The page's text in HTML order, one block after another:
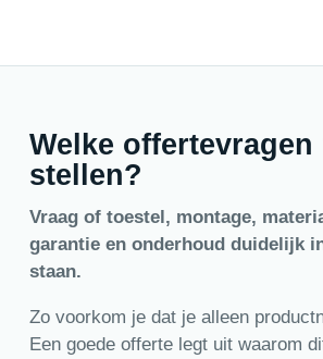
Welke offertevragen
stellen?
Vraag of toestel, montage,
garantie en onderhoud duidelijk
staan.
Zo voorkom je dat je alleen
Een goede offerte legt uit waarom